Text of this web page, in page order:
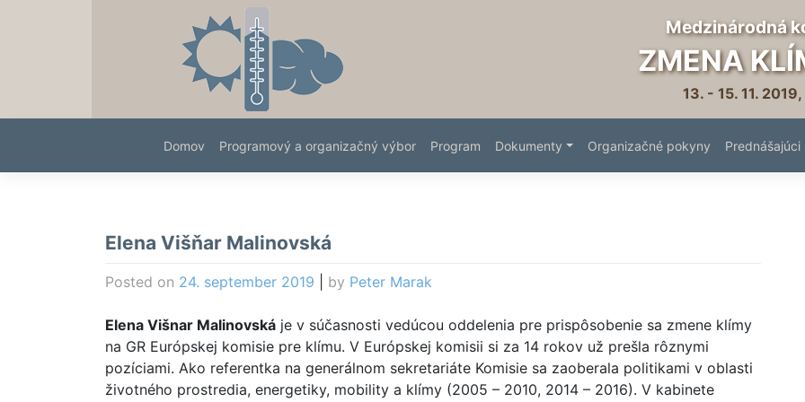
Medzinárodná
ZMENA
13. - 15. 11.
Domov Programový a organizačný výbor Program Dokumenty Organizačné pokyny Prednášajúci
Elena Višňar Malinovská
Posted on 24. september 2019 by Peter Marak
Elena Višnar Malinovská je v súčasnosti vedúcou oddelenia pre prispôsobenie sa zmene klímy
na GR Európskej komisie pre klímu. V Európskej komisii si za 14 rokov už prešla rôznymi
pozíciami. Ako referentka na generálnom sekretariáte Komisie sa zaoberala politikami v oblasti
životného prostredia, energetiky, mobility a klímy (2005 – 2010, 2014 – 2016). V kabinete